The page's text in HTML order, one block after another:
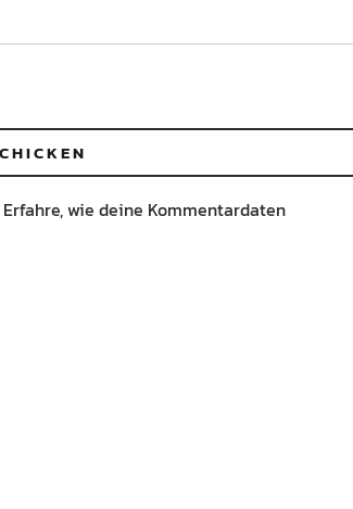
Erfahre, wie deine Kommentardaten